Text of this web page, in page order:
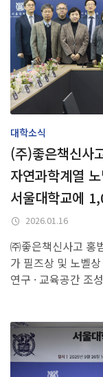
대학소식
(주)좋은책신사
자연과학계열
서울대학교에
2026.01.16
㈜좋은책신사고 홍
가 필즈상 및 노벨
연구 · 교육공간 조
학사지원
학사안내
장학금/학자금
학부생 연구인
학생서비스
고충상담
학생상담센터 자:
대학시설
학생활동
학생회
GLEAP
동아리
학생활동지원
시민과학센터
과학나눔프로